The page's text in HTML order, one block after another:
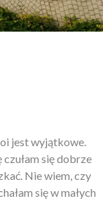
jest wyjątkowe.
się dobrze
Nie wiem, czy
się w małych